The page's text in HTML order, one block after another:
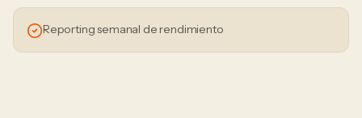
Reporting semanal de rendimiento